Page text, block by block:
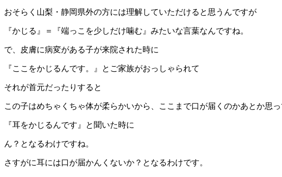
おそらく山梨・静岡県外の方には理解していただけると思うんですが
『かじる』＝『端っこを少しだけ噛む』みたいな言葉なんですね。
で、皮膚に病変がある子が来院された時に
『ここをかじるんです。』とご家族がおっしゃられて
それが首元だったりすると
この子はめちゃくちゃ体が柔らかいから、ここまで口が届くのかあとか思
『耳をかじるんです』と聞いた時に
ん？となるわけですね。
さすがに耳には口が届かんくないか？となるわけです。